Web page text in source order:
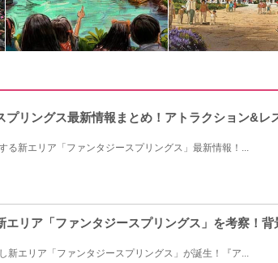
プリングス最新情報まとめ！アトラクション&レ
新エリア「ファンタジースプリングス」最新情報！...
リア「ファンタジースプリングス」を考察！背
エリア「ファンタジースプリングス」が誕生！『ア...